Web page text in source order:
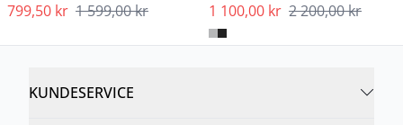
799,50 kr 1 599,00 kr 1 100,00 kr 2 200,00 kr
KUNDESERVICE